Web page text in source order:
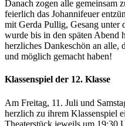
Danach zogen alle gemeinsam
feierlich das Johannifeuer
mit Gerda Pullig, Gesang unter
wurde bis in den späten Abend
herzliches Dankeschön an alle,
und möglich gemacht haben!
Klassenspiel der 12. Klasse
Am Freitag, 11. Juli und
herzlich zu ihrem Klassenspiel
Theaterstück jeweils um 19:30